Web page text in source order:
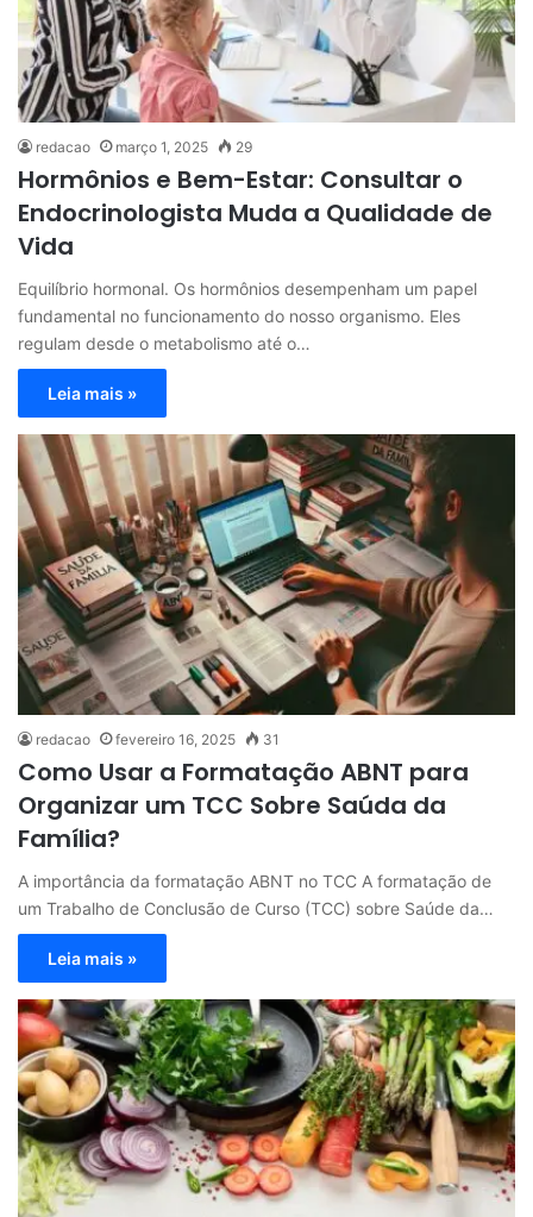
redacao março 1, 2025 29
Hormônios e Bem-Estar: Consultar o
Endocrinologista Muda a Qualidade de
Vida
Equilíbrio hormonal. Os hormônios desempenham um papel
fundamental no funcionamento do nosso organismo. Eles
regulam desde o metabolismo até o…
Leia mais »
redacao fevereiro 16, 2025 31
Como Usar a Formatação ABNT para
Organizar um TCC Sobre Saúda da
Família?
A importância da formatação ABNT no TCC A formatação de
um Trabalho de Conclusão de Curso (TCC) sobre Saúde da…
Leia mais »